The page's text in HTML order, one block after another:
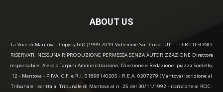
ABOUT US
La Voce di Mantova - Copyright(C)1999-2019 Vidiemme Soc. Coop TUTTI I DIRITTI SONO
RISERVATI. NESSUNA RIPRODUZIONE PERMESSA SENZA AUTORIZZAZIONE Direttore
responsabile: Alessio Tarpini Amministrazione, Direzione e Redazione: piazza Sordello,
12 - Mantova - P.IVA, C.F. e R.I. 01898140205 - R.E.A. 0207279 (Mantova) iscrizione al
Tribunale: iscritta al Tribunale di Mantova al n. 25 del 30/11/1992 - iscrizione al ROC: